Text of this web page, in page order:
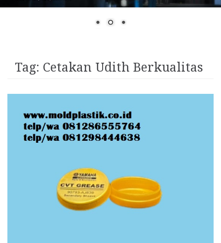
Tag: Cetakan Udith Berkualitas